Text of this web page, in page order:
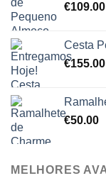
€109.00
Cesta
€155.00
€50.00
MELHORES